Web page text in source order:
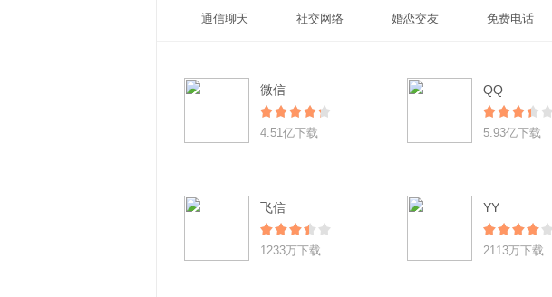
通信聊天 社交网络 婚恋交友 免费电话
微信
4.51亿下载
QQ
5.93亿下载
飞信
1233万下载
YY
2113万下载